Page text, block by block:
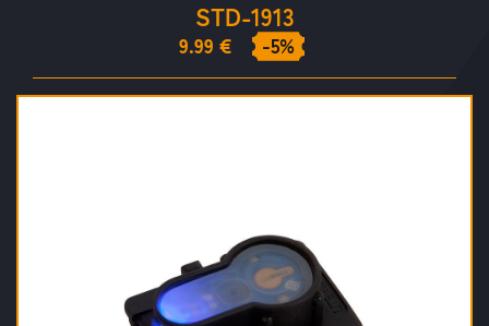
STD-1913
9.99 € -5%